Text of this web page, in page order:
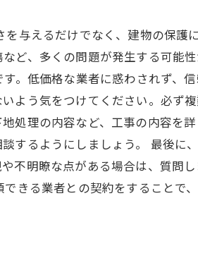
与えるだけでなく、建物の保
ど、多くの問題が発生する可能
。低価格な業者に惑わされず、
よう気をつけてください。必ず
処理の内容など、工事の内容を
するようにしましょう。 最後
不明瞭な点がある場合は、質問
きる業者との契約をすることで